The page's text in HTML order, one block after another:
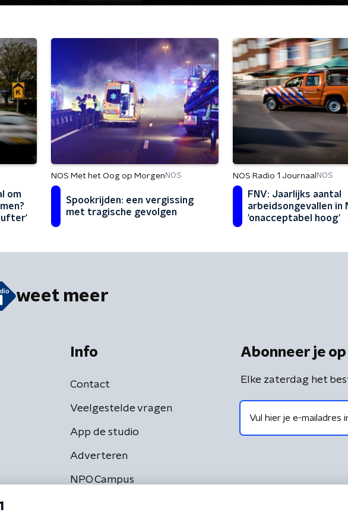
om
NOS Met het Oog op Morgen NOS
Spookrijden: een vergissing
met tragische gevolgen
NOS Radio 1 Journaal NOS
FNV: Jaarlijks aantal
arbeidsongevallen in
'onacceptabel hoog'
weet meer
Info
Contact
Veelgestelde vragen
App de studio
Adverteren
NPO Campus
Abonneer je
Elke zaterdag het